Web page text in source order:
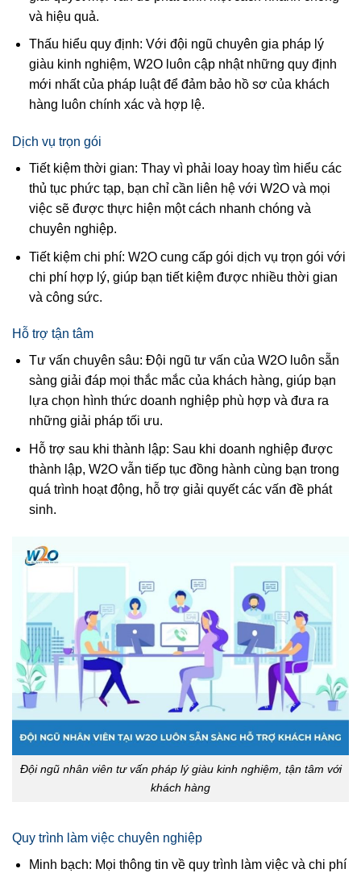
và hiệu quả.
Thấu hiểu quy định: Với đội ngũ chuyên gia pháp lý
giàu kinh nghiệm, W2O luôn cập nhật những quy định
mới nhất của pháp luật để đảm bảo hồ sơ của khách
hàng luôn chính xác và hợp lệ.
Dịch vụ trọn gói
Tiết kiệm thời gian: Thay vì phải loay hoay tìm hiểu các
thủ tục phức tạp, bạn chỉ cần liên hệ với W2O và mọi
việc sẽ được thực hiện một cách nhanh chóng và
chuyên nghiệp.
Tiết kiệm chi phí: W2O cung cấp gói dịch vụ trọn gói với
chi phí hợp lý, giúp bạn tiết kiệm được nhiều thời gian
và công sức.
Hỗ trợ tận tâm
Tư vấn chuyên sâu: Đội ngũ tư vấn của W2O luôn sẵn
sàng giải đáp mọi thắc mắc của khách hàng, giúp bạn
lựa chọn hình thức doanh nghiệp phù hợp và đưa ra
những giải pháp tối ưu.
Hỗ trợ sau khi thành lập: Sau khi doanh nghiệp được
thành lập, W2O vẫn tiếp tục đồng hành cùng bạn trong
quá trình hoạt động, hỗ trợ giải quyết các vấn đề phát
sinh.
Đội ngũ nhân viên tư vấn pháp lý giàu kinh nghiệm, tận tâm với
khách hàng
Quy trình làm việc chuyên nghiệp
Minh bạch: Mọi thông tin về quy trình làm việc và chi phí